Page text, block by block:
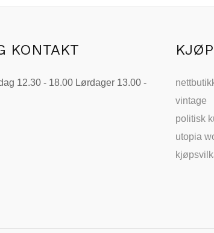
KONTAKT
12.30 - 18.00 Lørdager 13.00 -
vintage
politisk
utopia